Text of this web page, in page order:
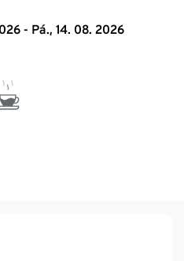
- Pá., 14. 08. 2026